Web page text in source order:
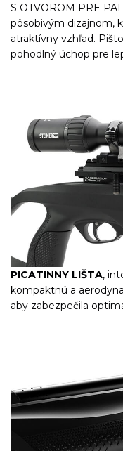
S OTVOROM PRE
pôsobivým dizajnom,
atraktívny vzhľad.
pohodlný úchop pre
PICATINNY LIŠTA,
kompaktnú a
aby zabezpečila